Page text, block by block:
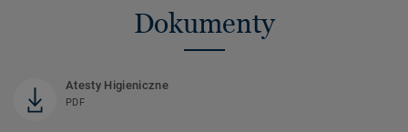
Dokumenty
Atesty Higieniczne
PDF